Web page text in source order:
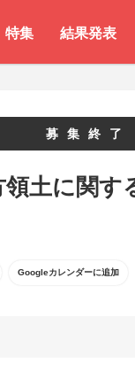
特集 結果発表
募集終了
土に関す
Googleカレンダーに追加